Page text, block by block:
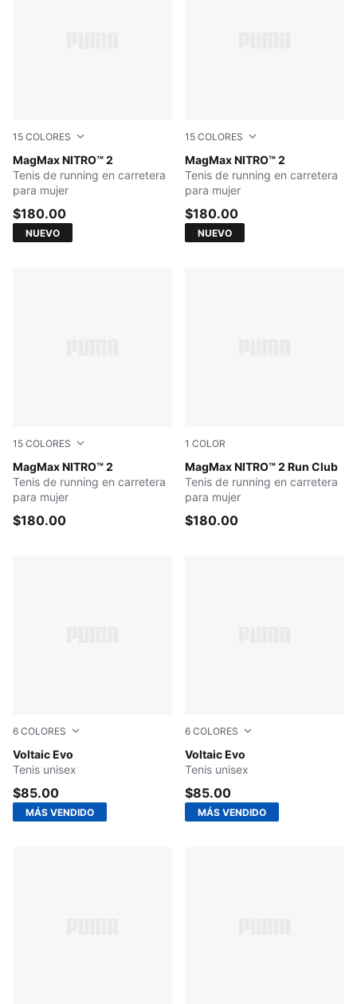
15 COLORES
MagMax NITRO™ 2
Puma Black-Puma White
Tenis de running en carretera
para mujer
$180.00
NUEVO
15 COLORES
MagMax NITRO™ 2
Créme De Mint-Sage Glow
Tenis de running en carretera
para mujer
$180.00
NUEVO
15 COLORES
MagMax NITRO™ 2
Silver Mist-Apple Spritz
Tenis de running en carretera
para mujer
$180.00
1 COLOR
MagMax NITRO™ 2 Run Club
Warm White-Lucite
Tenis de running en carretera
para mujer
$180.00
6 COLORES
Voltaic Evo
PUMA White-PUMA Black
Tenis unisex
$85.00
MÁS VENDIDO
6 COLORES
Voltaic Evo
PUMA Black-Stormy Slate-
Tenis unisex
$85.00
MÁS VENDIDO